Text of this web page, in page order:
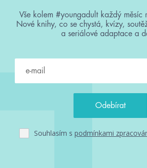
Vše kolem #youngadult každý měsíc
Nové knihy, co se chystá, kvízy,
a seriálové adaptace a
Souhlasím s podmínkami